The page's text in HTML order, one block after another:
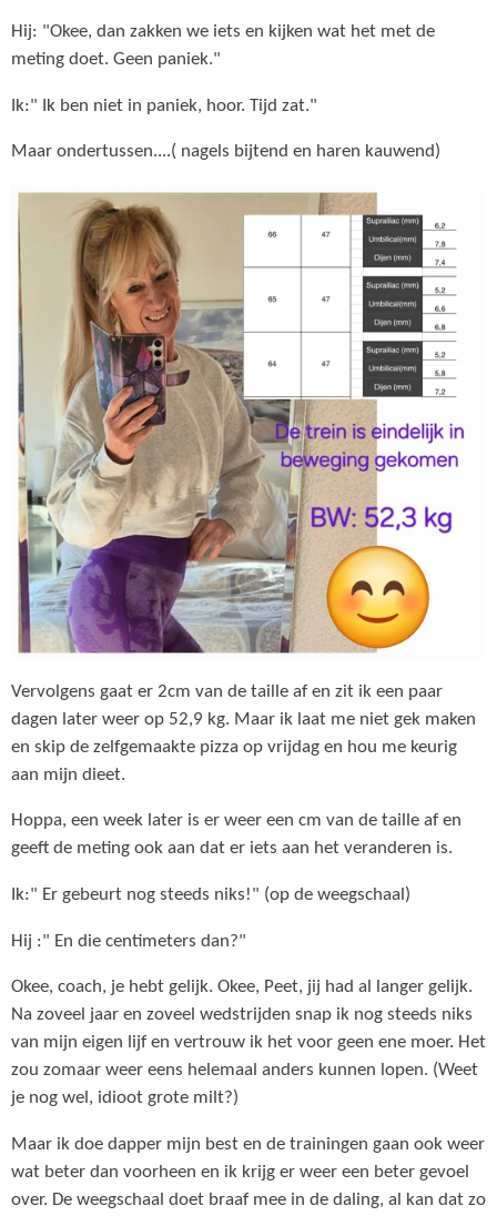
Hij: "Okee, dan zakken we iets en kijken wat het met de
meting doet. Geen paniek."
Ik:" Ik ben niet in paniek, hoor. Tijd zat."
Maar ondertussen....( nagels bijtend en haren kauwend)
Vervolgens gaat er 2cm van de taille af en zit ik een paar
dagen later weer op 52,9 kg. Maar ik laat me niet gek maken
en skip de zelfgemaakte pizza op vrijdag en hou me keurig
aan mijn dieet.
Hoppa, een week later is er weer een cm van de taille af en
geeft de meting ook aan dat er iets aan het veranderen is.
Ik:" Er gebeurt nog steeds niks!" (op de weegschaal)
Hij :" En die centimeters dan?"
Okee, coach, je hebt gelijk. Okee, Peet, jij had al langer gelijk.
Na zoveel jaar en zoveel wedstrijden snap ik nog steeds niks
van mijn eigen lijf en vertrouw ik het voor geen ene moer. Het
zou zomaar weer eens helemaal anders kunnen lopen. (Weet
je nog wel, idioot grote milt?)
Maar ik doe dapper mijn best en de trainingen gaan ook weer
wat beter dan voorheen en ik krijg er weer een beter gevoel
over. De weegschaal doet braaf mee in de daling, al kan dat zo